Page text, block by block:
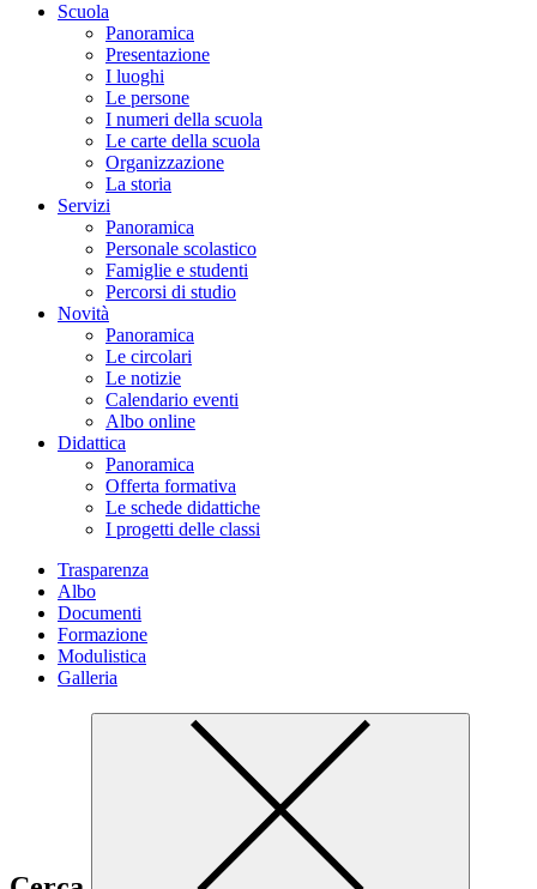
Scuola
Panoramica
Presentazione
I luoghi
Le persone
I numeri della scuola
Le carte della scuola
Organizzazione
La storia
Servizi
Panoramica
Personale scolastico
Famiglie e studenti
Percorsi di studio
Novità
Panoramica
Le circolari
Le notizie
Calendario eventi
Albo online
Didattica
Panoramica
Offerta formativa
Le schede didattiche
I progetti delle classi
Trasparenza
Albo
Documenti
Formazione
Modulistica
Galleria